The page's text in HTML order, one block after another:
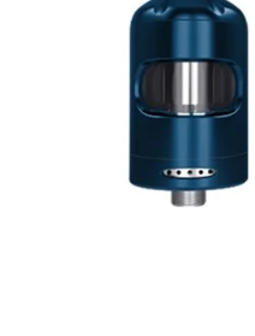
ELF BAR ELFA
2PACK KIWI
20MG
239 Kč